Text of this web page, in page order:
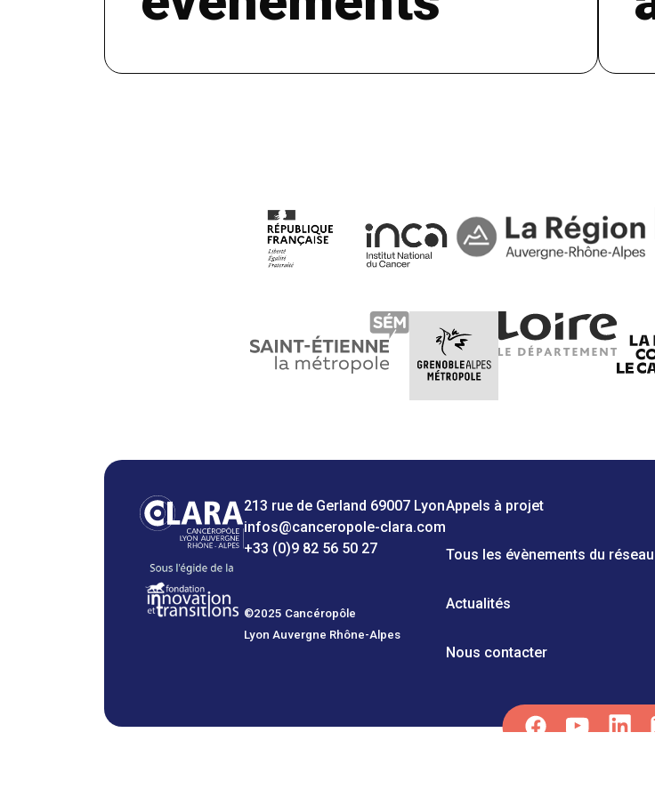
213 rue de Gerland 69007 Lyon
infos@canceropole-clara.com
+33 (0)9 82 56 50 27
©2025 Cancéropôle
Lyon Auvergne Rhône-Alpes
Appels à projet
Tous les évènements du réseau
Actualités
Nous contacter